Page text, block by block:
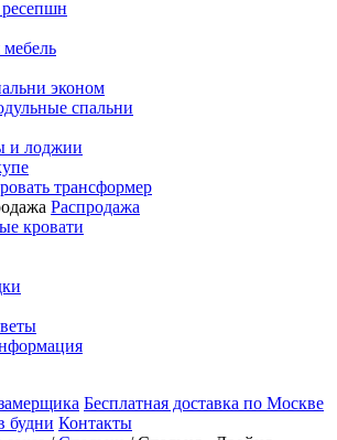
мебель
эконом
спальни
и лоджии
трансформер
Распродажа
кровати
Бесплатная доставка по Москве
будни Контакты